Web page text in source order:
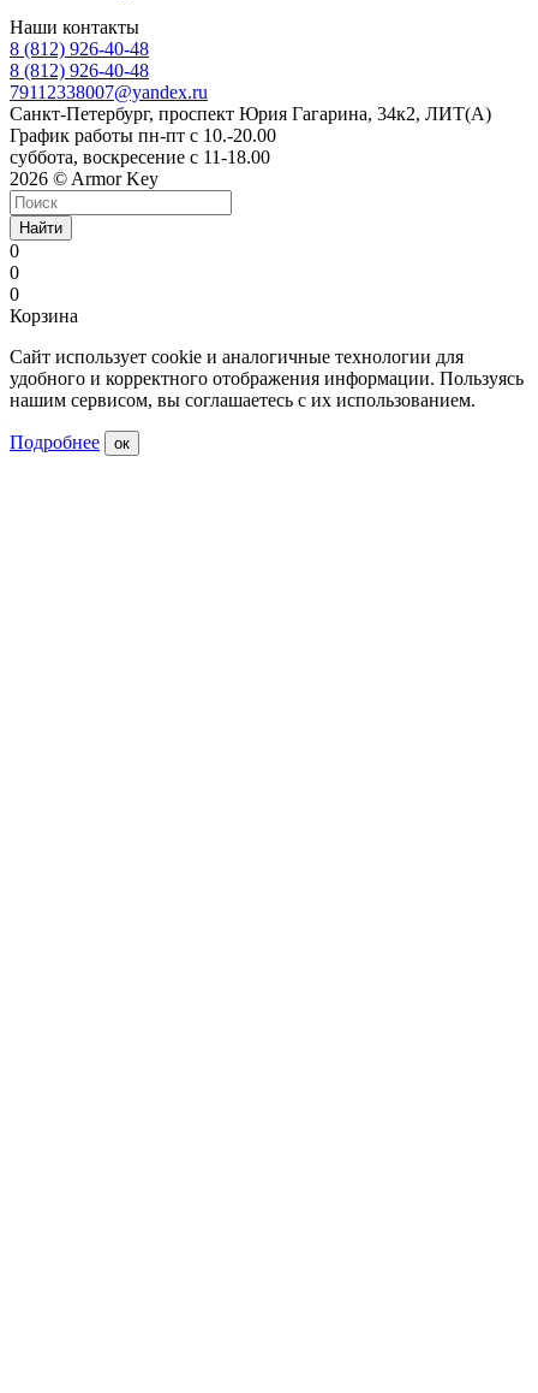
Наши контакты
8 (812) 926-40-48
8 (812) 926-40-48
79112338007@yandex.ru
Санкт-Петербург, проспект Юрия Гагарина, 34к2, ЛИТ(А)
График работы пн-пт с 10.-20.00
суббота, воскресение с 11-18.00
2026 © Armor Key
Найти
0
0
0
Корзина
Сайт использует cookie и аналогичные технологии для
удобного и корректного отображения информации. Пользуясь
нашим сервисом, вы соглашаетесь с их использованием.
Подробнее ок